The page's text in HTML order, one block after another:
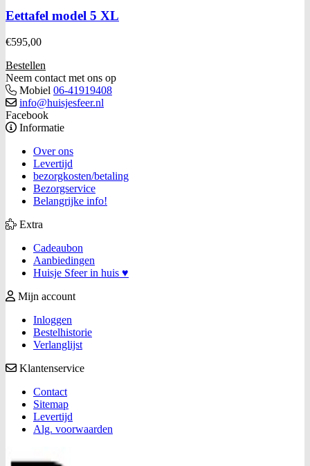
Eettafel model 5 XL
€595,00
Bestellen
Neem contact met ons op
Mobiel 06-41919408
info@huisjesfeer.nl
Facebook
Informatie
Over ons
Levertijd
bezorgkosten/betaling
Bezorgservice
Belangrijke info!
Extra
Cadeaubon
Aanbiedingen
Huisje Sfeer in huis ♥
Mijn account
Inloggen
Bestelhistorie
Verlanglijst
Klantenservice
Contact
Sitemap
Levertijd
Alg. voorwaarden